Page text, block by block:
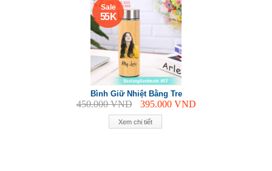
Xem chi tiết
Sale
55 K
Bình Giữ Nhiệt Bằng Tre
450.000VND 395.000 VND